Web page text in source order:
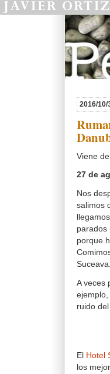
2016/10/
Viene
27 de
Nos
salimos
parados
porque
Suceava.
A veces
ruido
El Hotel
los